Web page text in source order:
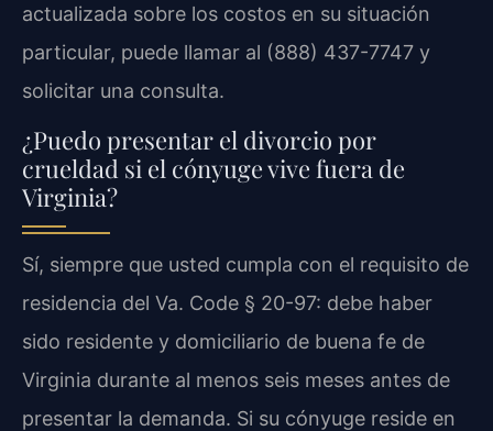
actualizada sobre los costos en su situación
particular, puede llamar al (888) 437-7747 y
solicitar una consulta.
¿Puedo presentar el divorcio por
crueldad si el cónyuge vive fuera de
Virginia?
Sí, siempre que usted cumpla con el requisito de
residencia del Va. Code § 20-97: debe haber
sido residente y domiciliario de buena fe de
Virginia durante al menos seis meses antes de
presentar la demanda. Si su cónyuge reside en